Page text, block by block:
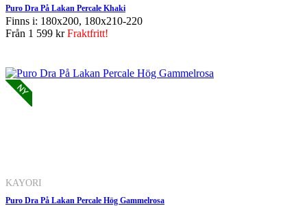
Puro Dra På Lakan Percale Khaki
Finns i: 180x200, 180x210-220
Från 1 599 krFraktfritt!
KAYORI
Puro Dra På Lakan Percale Hög Gammelrosa